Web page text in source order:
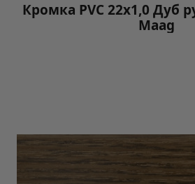
Кромка PVC 22х1,0 Дуб
Maag